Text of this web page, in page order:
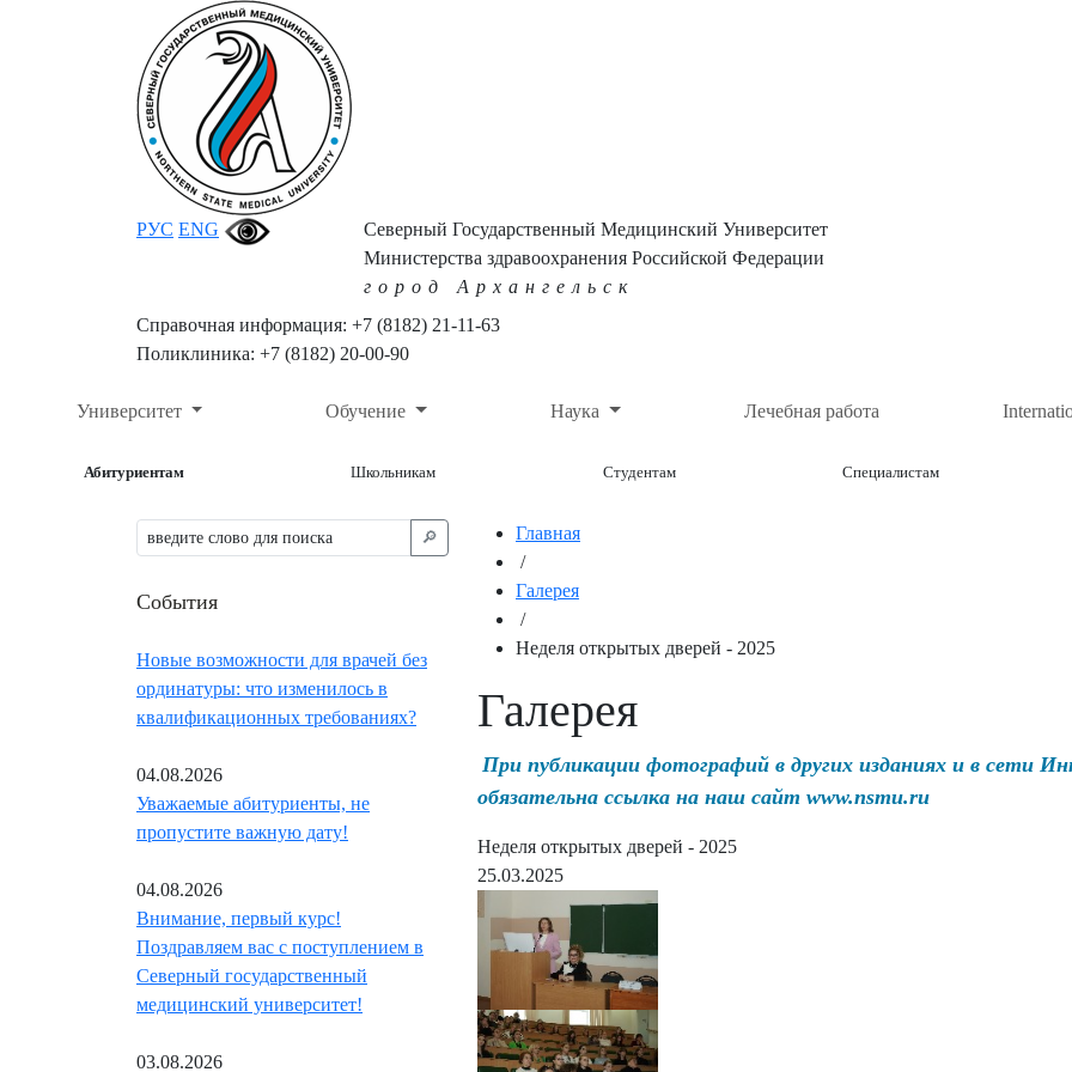
РУС ENG
Северный Государственный Медицинский Университет
Министерства здравоохранения Российской Федерации
город Архангельск
Справочная информация: +7 (8182) 21-11-63
Поликлиника: +7 (8182) 20-00-90
Университет Обучение Наука Лечебная работа
Абитуриентам Школьникам Студентам Специалистам
🔎︎
События
Новые возможности для врачей без
ординатуры: что изменилось в
квалификационных требованиях?
04.08.2026
Уважаемые абитуриенты, не
пропустите важную дату!
04.08.2026
Внимание, первый курс!
Поздравляем вас с поступлением в
Северный государственный
медицинский университет!
03.08.2026
Главная
/
Галерея
/
Неделя открытых дверей - 2025
Галерея
При публикации фотографий в других изданиях и в сети
обязательна ссылка на наш сайт www.nsmu.ru
Неделя открытых дверей - 2025
25.03.2025